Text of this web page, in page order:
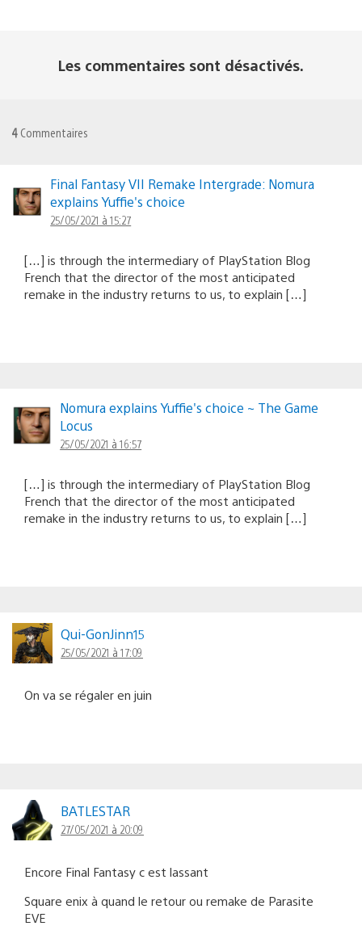
Les commentaires sont désactivés.
4 Commentaires
Final Fantasy VII Remake Intergrade: Nomura
explains Yuffie's choice
25/05/2021 à 15:27
[…] is through the intermediary of PlayStation Blog
French that the director of the most anticipated
remake in the industry returns to us, to explain […]
Nomura explains Yuffie's choice ~ The Game
Locus
25/05/2021 à 16:57
[…] is through the intermediary of PlayStation Blog
French that the director of the most anticipated
remake in the industry returns to us, to explain […]
Qui-GonJinn15
25/05/2021 à 17:09
On va se régaler en juin
BATLESTAR
27/05/2021 à 20:09
Encore Final Fantasy c est lassant
Square enix à quand le retour ou remake de Parasite
EVE